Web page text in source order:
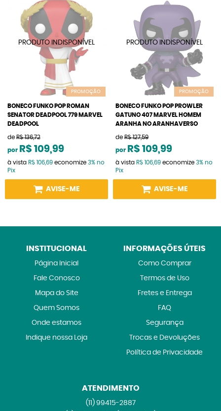
PROMOÇÃO
BONECO FUNKO POP ROMAN
SENATOR DEADPOOL 779 MARVEL
DEADPOOL
de R$ 136,72
por R$ 109,99
à vista R$ 106,69 economize 3% no
Pix
AVISE-ME
PROMOÇÃO
BONECO FUNKO POP PROWLER
GATUNO 407 MARVEL HOMEM
ARANHA NO ARANHAVERSO
de R$ 127,59
por R$ 109,99
à vista R$ 106,69 economize 3% no
Pix
AVISE-ME
INSTITUCIONAL
Página Inicial
Fale Conosco
Mapa do Site
Quem Somos
Onde estamos
Indique nossa Loja
INFORMAÇÕES ÚTEIS
Como Comprar
Termos de Uso
Fretes e Entrega
FAQ
Segurança
Trocas e Devoluções
Política de Privacidade
ATENDIMENTO
(11)99415-2887